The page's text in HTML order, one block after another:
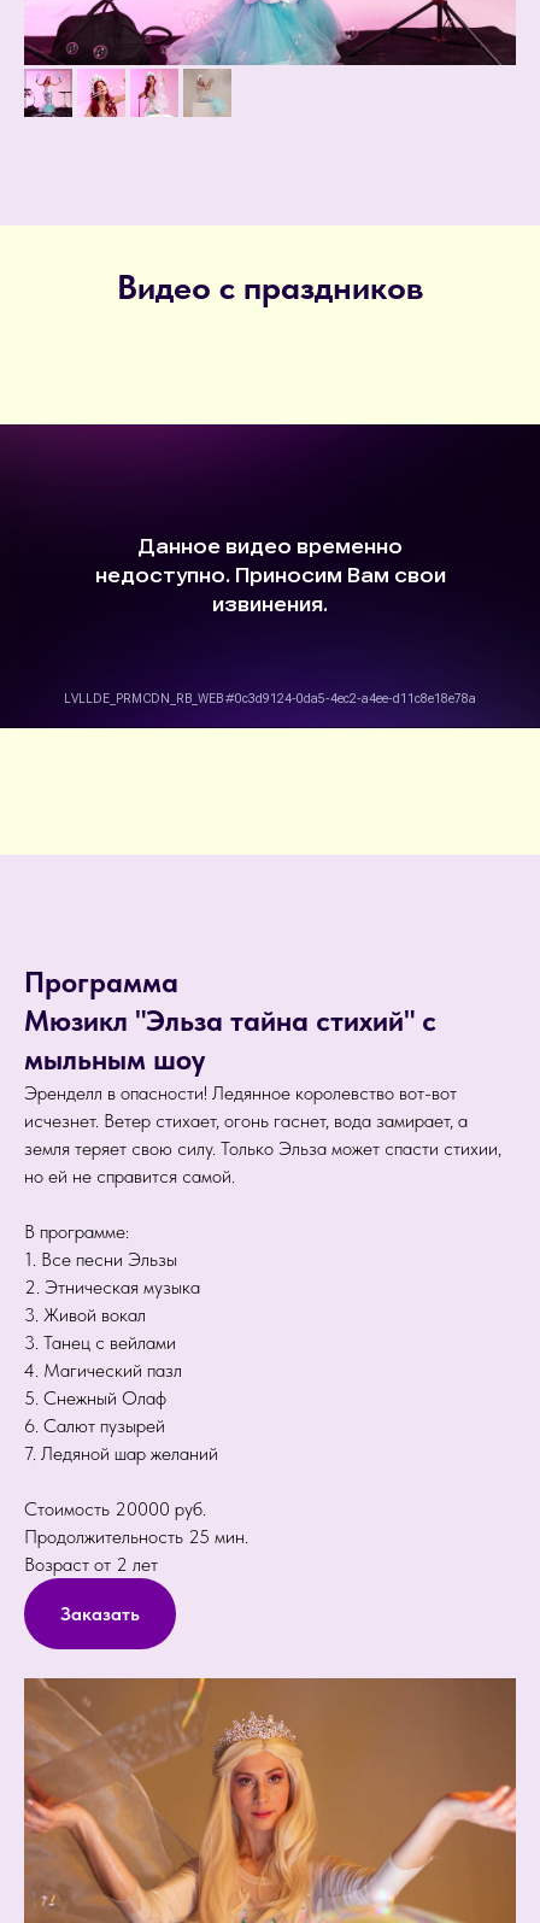
Видео с праздников
Программа
Мюзикл "Эльза тайна стихий" с
мыльным шоу
Эренделл в опасности! Ледянное королевство вот-вот
исчезнет. Ветер стихает, огонь гаснет, вода замирает, а
земля теряет свою силу. Только Эльза может спасти стихии,
но ей не справится самой.
В программе:
1. Все песни Эльзы
2. Этническая музыка
3. Живой вокал
3. Танец с вейлами
4. Магический пазл
5. Снежный Олаф
6. Салют пузырей
7. Ледяной шар желаний
Стоимость 20000 руб.
Продолжительность 25 мин.
Возраст от 2 лет
Заказать